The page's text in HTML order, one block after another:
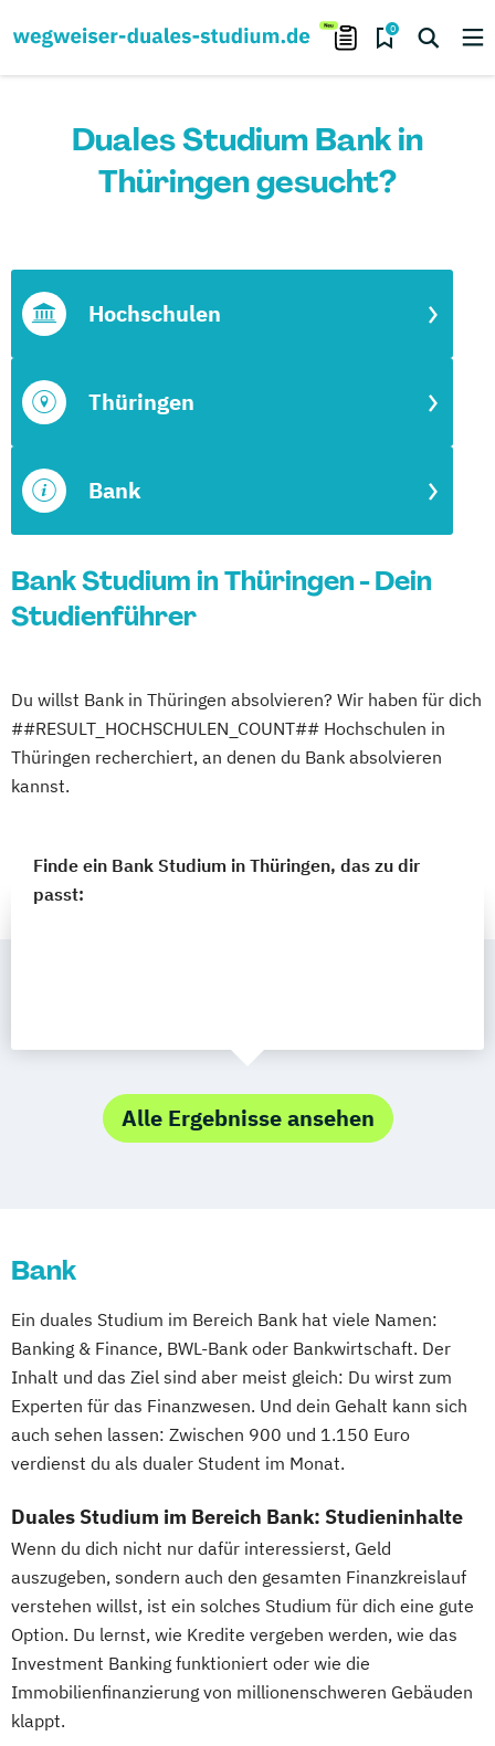
0
Duales Studium Bank in
Thüringen gesucht?
Bank
Thüringen
Hochschulen
Bank Studium in Thüringen - Dein
Studienführer
Du willst Bank in Thüringen absolvieren? Wir haben für dich
##RESULT_HOCHSCHULEN_COUNT## Hochschulen in
Thüringen recherchiert, an denen du Bank absolvieren
kannst.
Finde ein Bank Studium in Thüringen, das zu dir
passt:
Alle Ergebnisse ansehen
Bank
Ein duales Studium im Bereich Bank hat viele Namen:
Banking & Finance, BWL-Bank oder Bankwirtschaft. Der
Inhalt und das Ziel sind aber meist gleich: Du wirst zum
Experten für das Finanzwesen. Und dein Gehalt kann sich
auch sehen lassen: Zwischen 900 und 1.150 Euro
verdienst du als dualer Student im Monat.
Duales Studium im Bereich Bank: Studieninhalte
Wenn du dich nicht nur dafür interessierst, Geld
auszugeben, sondern auch den gesamten Finanzkreislauf
verstehen willst, ist ein solches Studium für dich eine gute
Option. Du lernst, wie Kredite vergeben werden, wie das
Investment Banking funktioniert oder wie die
Immobilienfinanzierung von millionenschweren Gebäuden
klappt.